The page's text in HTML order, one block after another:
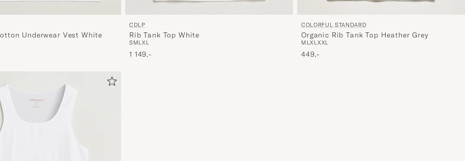
Underwear Vest White
CDLP
Rib Tank Top White
SMLXL
1 149,-
COLORFUL STANDARD
Organic Rib Tank Top Heather Grey
M LXLXXL
449,-